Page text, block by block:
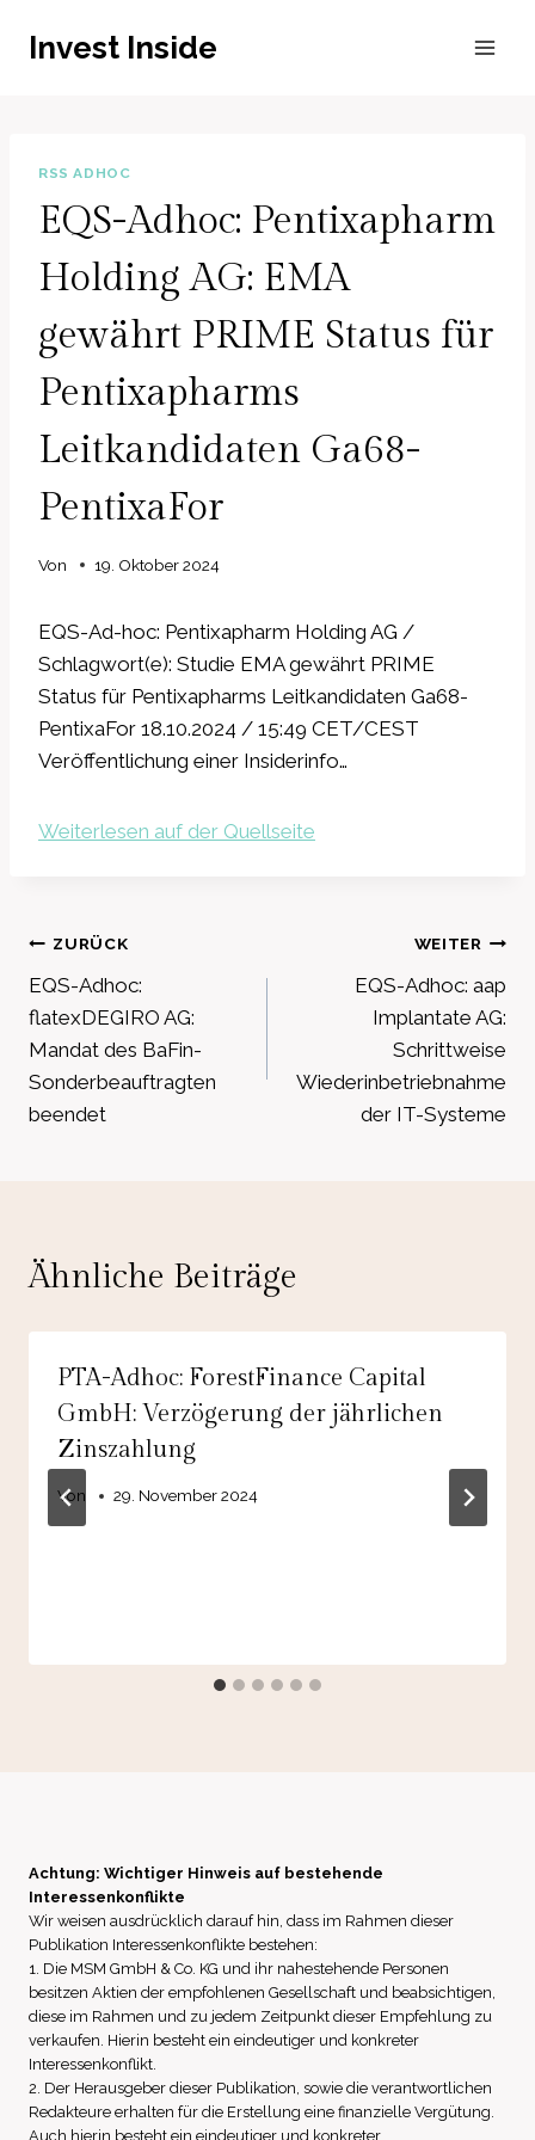
InhaltInvest Inside
RSS ADHOC
EQS-Adhoc: Pentixapharm
Holding AG: EMA
gewährt PRIME Status für
Pentixapharms
Leitkandidaten Ga68-
PentixaFor
Von 19. Oktober 2024
EQS-Ad-hoc: Pentixapharm Holding AG /
Schlagwort(e): Studie EMA gewährt PRIME
Status für Pentixapharms Leitkandidaten Ga68-
PentixaFor 18.10.2024 / 15:49 CET/CEST
Veröffentlichung einer Insiderinfo…
Weiterlesen auf der Quellseite
Beitragsnavigation
ZURÜCK
EQS-Adhoc:
flatexDEGIRO AG:
Mandat des BaFin-
Sonderbeauftragten
beendet
WEITER
EQS-Adhoc: aap
Implantate AG:
Schrittweise
Wiederinbetriebnahme
der IT-Systeme
Ähnliche Beiträge
PTA-Adhoc: ForestFinance Capital
GmbH: Verzögerung der jährlichen
Zinszahlung
Von 29. November 2024
Achtung: Wichtiger Hinweis auf bestehende
Interessenkonflikte
Wir weisen ausdrücklich darauf hin, dass im Rahmen dieser
Publikation Interessenkonflikte bestehen:
1. Die MSM GmbH & Co. KG und ihr nahestehende Personen
besitzen Aktien der empfohlenen Gesellschaft und beabsichtigen,
diese im Rahmen und zu jedem Zeitpunkt dieser Empfehlung zu
verkaufen. Hierin besteht ein eindeutiger und konkreter
Interessenkonflikt.
2. Der Herausgeber dieser Publikation, sowie die verantwortlichen
Redakteure erhalten für die Erstellung eine finanzielle Vergütung.
Auch hierin besteht ein eindeutiger und konkreter